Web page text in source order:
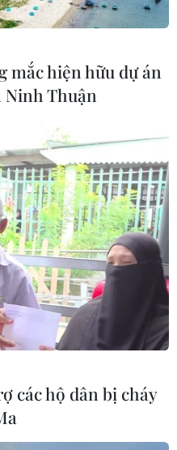
mở bán gần 2
đán 2022
bán vé máy bay Tết
nhiều đường bay nội
khách có nhu cầu đi
mắc hiện hữu dự án
Ninh Thuận
các hộ dân bị cháy